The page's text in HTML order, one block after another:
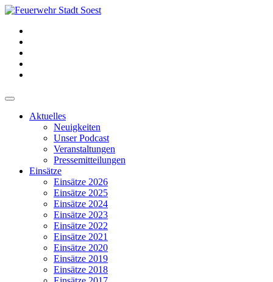
Aktuelles
Neuigkeiten
Unser Podcast
Veranstaltungen
Pressemitteilungen
Einsätze
Einsätze 2026
Einsätze 2025
Einsätze 2024
Einsätze 2023
Einsätze 2022
Einsätze 2021
Einsätze 2020
Einsätze 2019
Einsätze 2018